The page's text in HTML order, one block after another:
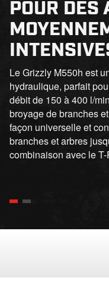
POUR DES
Le Grizzly M550h est
hydraulique, parfait
débit de 150 à 400 l/
broyage de branches
façon universelle et
branches et arbres
combinaison avec le